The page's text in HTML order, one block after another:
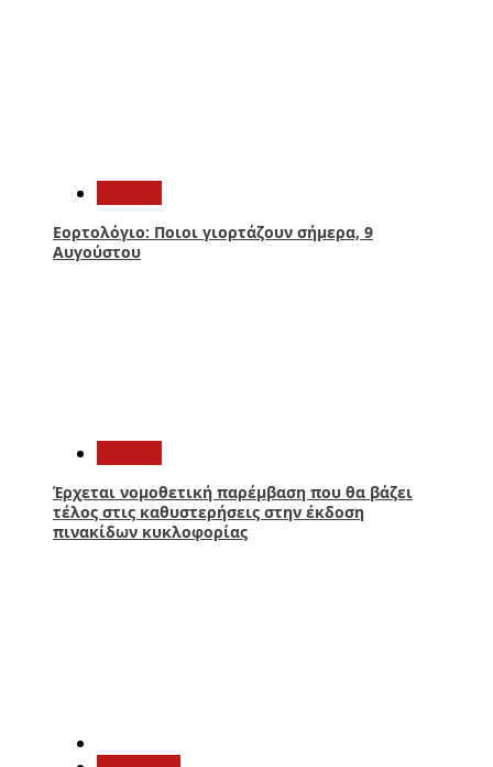
Εορτολόγιο: Ποιοι γιορτάζουν σήμερα, 9
Αυγούστου
Έρχεται νομοθετική παρέμβαση που θα βάζει
τέλος στις καθυστερήσεις στην έκδοση
πινακίδων κυκλοφορίας